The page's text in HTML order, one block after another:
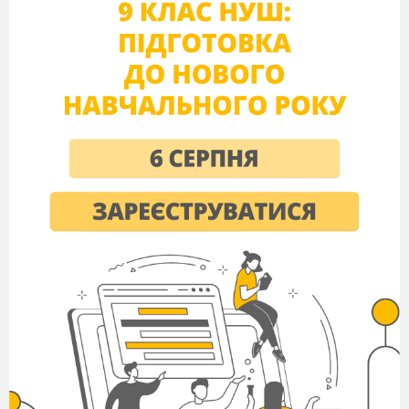
окремих суб*єктів . А крім того торгівля забезпечує
задоволення потреб споживачів .І існують певні
відмінності світовогу ринку і внутрішнього. І на
першому етапі ми будемо вивчати умови купівлі
товарів на внутрішньому ринку та поведінку
споживачів під час купівлі товарів . І ми завітаємо на
А що таке аукціон (Так це посередницька структура,
де товар представлений лотами і продається за
найвищими цінами аукціону)
План викладу нового матеріалу
Аукціон
Штрихкоди
Хитрощі, що спонукають придбати товар
Отже аукціон і перший лот
Я готова надати мінімальну інформацію ппро товар. Ця
річ — геніальний винахід людства. До сих пір вона є
ознакою інтелігентності сім'ї. В застійнічаси в СРСР цей
товар був єдиним, хто стояв в опоз иції до офіційної